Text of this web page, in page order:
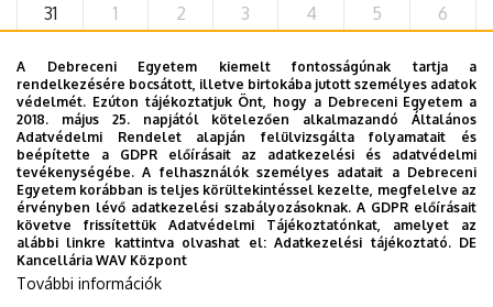
31 1 2 3 4 5 6
2026. szeptember 19.
ÁOK-diplomaosztó ünnepség
Az Általános Orvostudományi Kar szeptember 19-
én, szombaton 11 órától tartja nyári diplomaosztó
ünnepségét a Főépület Díszudvarán. A Multimédia
és E-learning Technikai Központ a youtube-on
élőben közvetíti az oklevélátadót.
ÜNNEPSÉG, DIPLOMAOSZTÓ
A Debreceni Egyetem kiemelt fontosságúnak tartja a
rendelkezésére bocsátott, illetve birtokába jutott személyes adatok
védelmét. Ezúton tájékoztatjuk Önt, hogy a Debreceni Egyetem a
2018. május 25. napjától kötelezően alkalmazandó Általános
Adatvédelmi Rendelet alapján felülvizsgálta folyamatait és
beépítette a GDPR előírásait az adatkezelési és adatvédelmi
tevékenységébe. A felhasználók személyes adatait a Debreceni
Egyetem korábban is teljes körültekintéssel kezelte, megfelelve az
érvényben lévő adatkezelési szabályozásoknak. A GDPR előírásait
követve frissítettük Adatvédelmi Tájékoztatónkat, amelyet az
alábbi linkre kattintva olvashat el:Adatkezelési tájékoztató. DE
Kancellária WAV Központ
További információk